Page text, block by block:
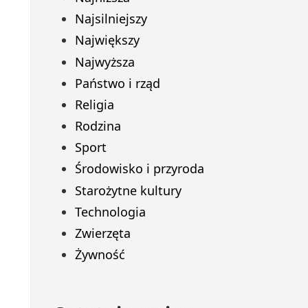
Najsilniejszy
Największy
Najwyższa
Państwo i rząd
Religia
Rodzina
Sport
Środowisko i przyroda
Starożytne kultury
Technologia
Zwierzęta
Żywność